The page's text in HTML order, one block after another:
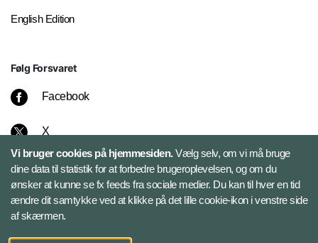
English Edition
Følg Forsvaret
Facebook
X
Instagram
Bluesky
LinkedIn
Vi bruger cookies på hjemmesiden.Vælg selv, om vi må bruge
dine data til statistik for at forbedre brugeroplevelsen, og om du
ønsker at kunne se fx feeds fra sociale medier. Du kan til hver en tid
ændre dit samtykke ved at klikke på det lille cookie-ikon i venstre side
af skærmen.